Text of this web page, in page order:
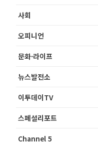
사회
오피니언
문화·라이프
뉴스발전소
이투데이TV
스페셜리포트
Channel 5